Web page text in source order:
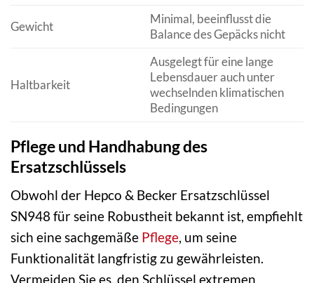
Gewicht
Minimal, beeinflusst die
Balance des Gepäcks nicht
Haltbarkeit
Ausgelegt für eine lange
Lebensdauer auch unter
wechselnden klimatischen
Bedingungen
Pflege und Handhabung des
Ersatzschlüssels
Obwohl der Hepco & Becker Ersatzschlüssel
SN948 für seine Robustheit bekannt ist, empfiehlt
sich eine sachgemäße Pflege, um seine
Funktionalität langfristig zu gewährleisten.
Vermeiden Sie es, den Schlüssel extremen